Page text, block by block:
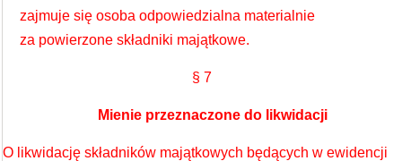
zajmuje się osoba odpowiedzialna materialnie
za powierzone składniki majątkowe.
§ 7
Mienie przeznaczone do likwidacji
O likwidację składników majątkowych będących w ewidencji